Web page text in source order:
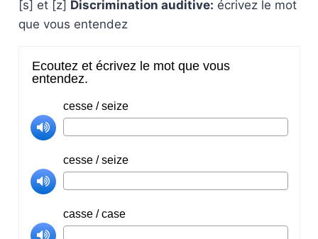
[s] et [z] Discrimination auditive: écrivez le mot
que vous entendez